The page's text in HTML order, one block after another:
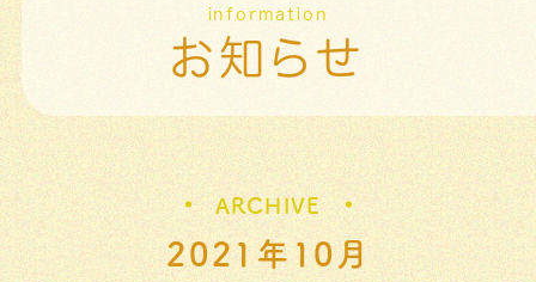
information
お知らせ
ARCHIVE
2021年10月